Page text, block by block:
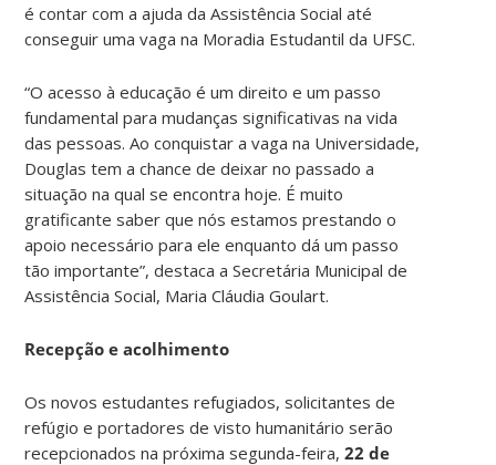
é contar com a ajuda da Assistência Social até
conseguir uma vaga na Moradia Estudantil da UFSC.
“O acesso à educação é um direito e um passo
fundamental para mudanças significativas na vida
das pessoas. Ao conquistar a vaga na Universidade,
Douglas tem a chance de deixar no passado a
situação na qual se encontra hoje. É muito
gratificante saber que nós estamos prestando o
apoio necessário para ele enquanto dá um passo
tão importante”, destaca a Secretária Municipal de
Assistência Social, Maria Cláudia Goulart.
Recepção e acolhimento
Os novos estudantes refugiados, solicitantes de
refúgio e portadores de visto humanitário serão
recepcionados na próxima segunda-feira,22 de